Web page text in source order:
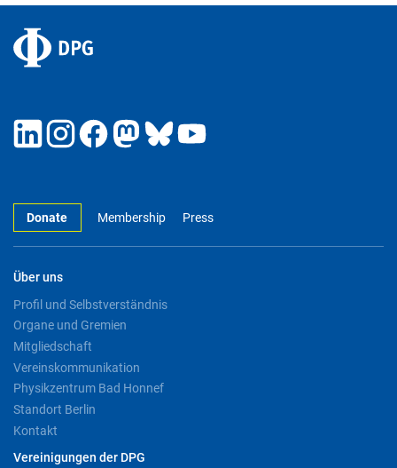
Donate Membership Press
Über uns
Profil und Selbstverständnis
Organe und Gremien
Mitgliedschaft
Vereinskommunikation
Physikzentrum Bad Honnef
Standort Berlin
Kontakt
Vereinigungen der DPG